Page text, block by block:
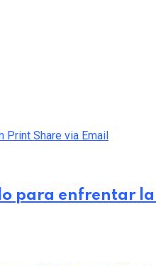
Print Share via Email
para enfrentar